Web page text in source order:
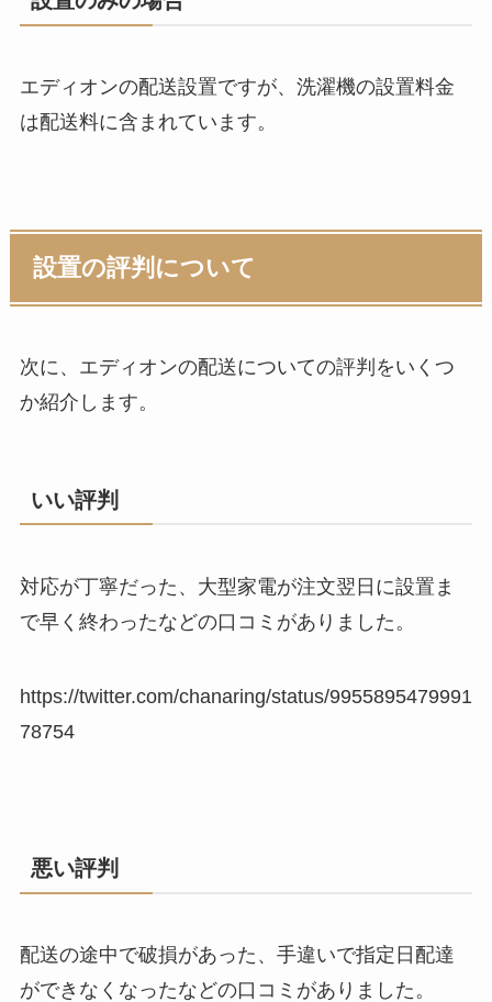
エディオンの配送設置ですが、洗濯機の設置料金
は配送料に含まれています。
設置の評判について
次に、エディオンの配送についての評判をいくつ
か紹介します。
いい評判
対応が丁寧だった、大型家電が注文翌日に設置ま
で早く終わったなどの口コミがありました。
https://twitter.com/chanaring/status/9955895479991
78754
悪い評判
配送の途中で破損があった、手違いで指定日配達
ができなくなったなどの口コミがありました。